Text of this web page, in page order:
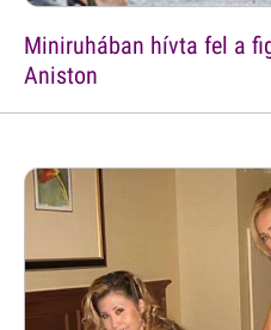
Miniruhában hívta fel a
Aniston